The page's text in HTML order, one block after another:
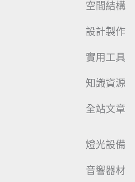
空間結構
設計製作
實用工具
知識資源
全站文章
燈光設備
音響器材